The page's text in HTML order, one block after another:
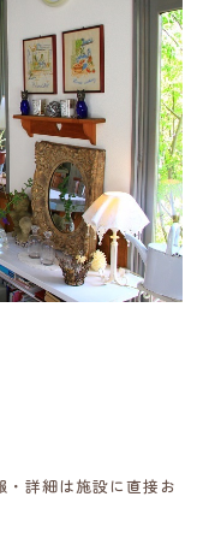
詳細は施設に直接お